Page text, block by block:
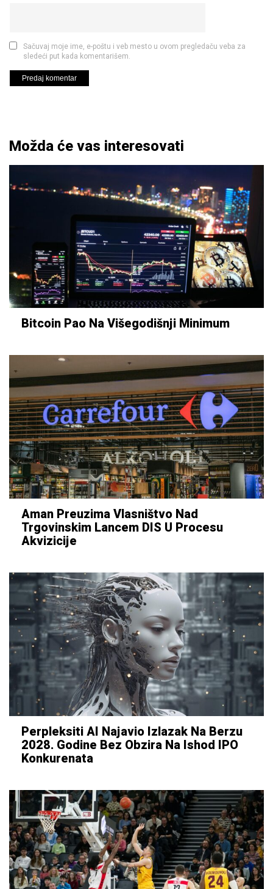
Sačuvaj moje ime, e-poštu i veb mesto u ovom pregledaču veba za
sledeći put kada komentarišem.
Možda će vas interesovati
Bitcoin Pao Na Višegodišnji Minimum
Aman Preuzima Vlasništvo Nad
Trgovinskim Lancem DIS U Procesu
Akvizicije
Perpleksiti AI Najavio Izlazak Na Berzu
2028. Godine Bez Obzira Na Ishod IPO
Konkurenata